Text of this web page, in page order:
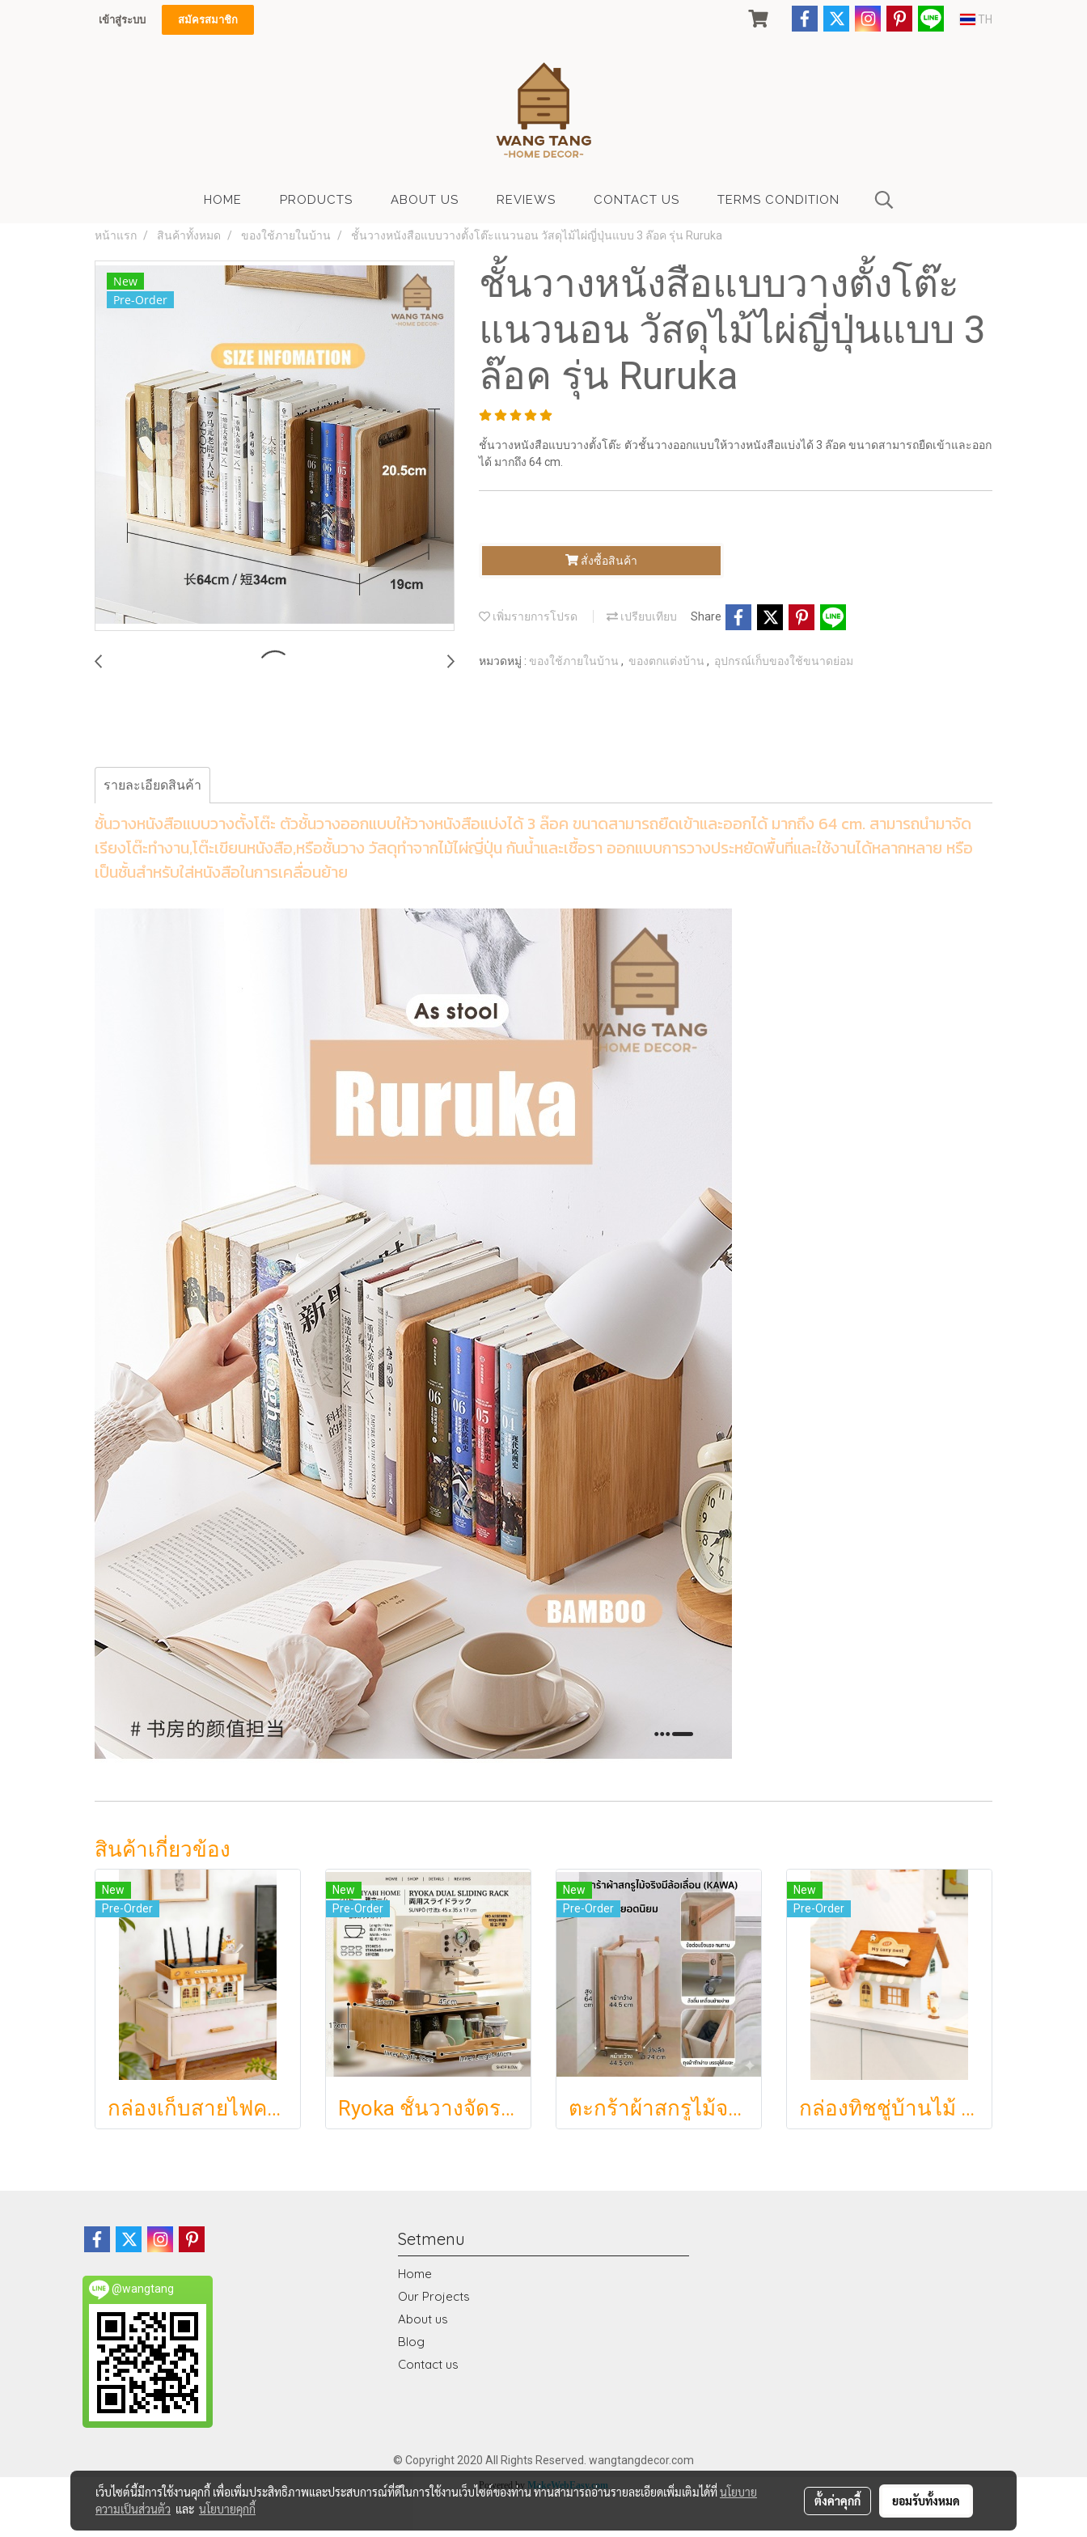
เข้าสู่ระบบ สมัครสมาชิก TH
HOME PRODUCTS ABOUT US REVIEWS CONTACT US TERMS CONDITION
หน้าแรก สินค้าทั้งหมด ของใช้ภายในบ้าน ชั้นวางหนังสือแบบวางตั้งโต๊ะแนวนอน วัสดุไม้ไผ่ญี่ปุ่นแบบ 3 ล๊อค รุ่น Ruruka
New
Pre-Order
ชั้นวางหนังสือแบบวางตั้งโต๊ะ
แนวนอน วัสดุไม้ไผ่ญี่ปุ่นแบบ 3
ล๊อค รุ่น Ruruka
ชั้นวางหนังสือแบบวางตั้งโต๊ะ ตัวชั้นวางออกแบบให้วางหนังสือแบ่งได้ 3 ล๊อค ขนาดสามารถยืดเข้าและออก
ได้ มากถึง 64 cm.
สั่งซื้อสินค้า
เพิ่มรายการโปรด เปรียบเทียบ Share
หมวดหมู่ : ของใช้ภายในบ้าน , ของตกแต่งบ้าน , อุปกรณ์เก็บของใช้ขนาดย่อม
รายละเอียดสินค้า
ชั้นวางหนังสือแบบวางตั้งโต๊ะ ตัวชั้นวางออกแบบให้วางหนังสือแบ่งได้ 3 ล๊อค ขนาดสามารถยืดเข้าและออกได้ มากถึง 64 cm. สามารถนำมาจัด
เรียงโต๊ะทำงาน,โต๊ะเขียนหนังสือ,หรือชั้นวาง วัสดุทำจากไม้ไผ่ญี่ปุ่น กันน้ำและเชื้อรา ออกแบบการวางประหยัดพื้นที่และใช้งานได้หลากหลาย หรือ
เป็นชั้นสำหรับใส่หนังสือในการเคลื่อนย้าย
สินค้าเกี่ยวข้อง
New
Pre-Order
กล่องเก็บสายไฟคาเฟ่จิ๋วสไตล์ญี่ปุ่นมินิมอล ซ่อนเร้าเตอร์และปลั๊กไฟให้ห้องดูละมุนเหมือนยกคาเฟ่จากโตเกียวมาไว้ที่บ้าน
New
Pre-Order
Ryoka ชั้นวางจัดระเบียบตั้งโต๊ะ 2 ชั้น สไตล์มินิมอล-ญี่ปุ่น ลิ้นชักเลื่อน ลิ้นชักเก็บแก้ว วัสดุไม้ธรรมชาติ ไม่ต้องประกอบ ประหยัดพื้นที่เคาน์เตอร์
New
Pre-Order
ตะกร้าผ้าสกรูไม้จริง ขนา 44.5cm รุ่น KAWA Minimalist สไตล์ญี่ปุ่นเคลื่อนที่ได้ มีล้อเลื่อน (KAWA)
New
Pre-Order
กล่องทิชชู่บ้านไม้ My Cozy Nest สไตล์มินิมอล นอร์ดิก ของแต่งบ้านรูปบ้าน ขนมปัง เบเกอรี่ กล่องใส่กระดาษทิชชู่แบบตั้งโต๊ะ ฝาเปิดแม่เหล็ก เติมกระดาษง่าย
@wangtang
Setmenu
Home
Our Projects
About us
Blog
Contact us
© Copyright 2020 All Rights Reserved. wangtangdecor.com
Powered by MakeWebEasy.com
เว็บไซต์นี้มีการใช้งานคุกกี้ เพื่อเพิ่มประสิทธิภาพและประสบการณ์ที่ดีในการใช้งานเว็บไซต์ของท่าน ท่านสามารถอ่านรายละเอียดเพิ่มเติมได้ที่นโยบาย
ความเป็นส่วนตัว และ นโยบายคุกกี้
ตั้งค่าคุกกี้ ยอมรับทั้งหมด